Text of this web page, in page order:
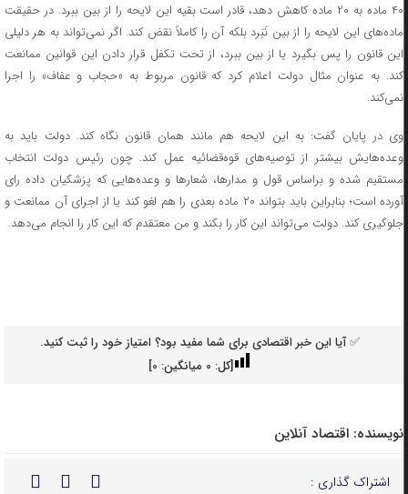
۴۰ ماده به ۲۰ ماده کاهش دهد، قادر است بقیه این لایحه را از بین ببرد. در حقیقت
ماده‌های این لایحه را از بین نَبَرد بلکه آن را کاملاً نقض کند. اگر نمی‌تواند به هر دلیلی
این قانون را پس بگیرد یا از بین ببرد، از تحت تکفل قرار دادن این قوانین ممانعت
کند. به عنوان مثال دولت اعلام کرد که قانون مربوط به «حجاب و عفاف» را اجرا
نمی‌کند.
وی در پایان گفت: به این لایحه هم مانند همان قانون نگاه کند. دولت باید به
وعده‌هایش بیشتر از توصیه‌های قوه‌قضائیه عمل کند. چون رئیس دولت انتخاب
مستقیم شده و براساس قول و مدارها، شعار‌ها و وعده‌هایی که پزشکیان داده رای
آورده است؛ بنابراین باید بتواند ۲۰ ماده بعدی را هم لغو کند یا از اجرای آن ممانعت و
جلوگیری کند. دولت می‌تواند این کار را بکند و من معتقدم که این کار را انجام می‌دهد.
✅ آیا این خبر اقتصادی برای شما مفید بود؟ امتیاز خود را ثبت کنید.
[کل: 0میانگین: 0
]
نویسنده: اقتصاد آنلاین
اشتراک گذاری :